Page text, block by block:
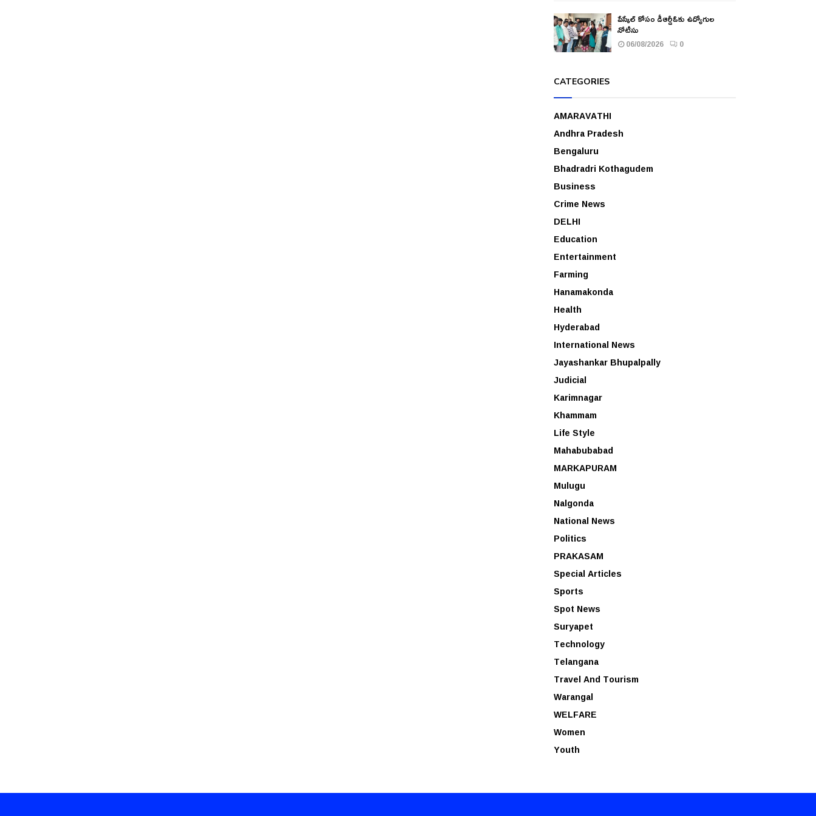
పేస్కేల్ కోసం డీఆర్డీఓకు ఉద్యోగుల
నోటీసు
06/08/2026 0
CATEGORIES
AMARAVATHI
Andhra Pradesh
Bengaluru
Bhadradri Kothagudem
Business
Crime News
DELHI
Education
Entertainment
Farming
Hanamakonda
Health
Hyderabad
International News
Jayashankar Bhupalpally
Judicial
Karimnagar
Khammam
Life Style
Mahabubabad
MARKAPURAM
Mulugu
Nalgonda
National News
Politics
PRAKASAM
Special Articles
Sports
Spot News
Suryapet
Technology
Telangana
Travel And Tourism
Warangal
WELFARE
Women
Youth